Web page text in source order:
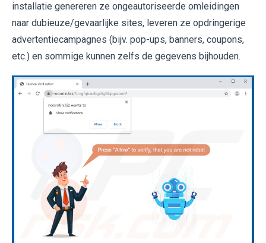
installatie genereren ze ongeautoriseerde omleidingen
naar dubieuze/gevaarlijke sites, leveren ze opdringerige
advertentiecampagnes (bijv. pop-ups, banners, coupons,
etc.) en sommige kunnen zelfs de gegevens bijhouden.